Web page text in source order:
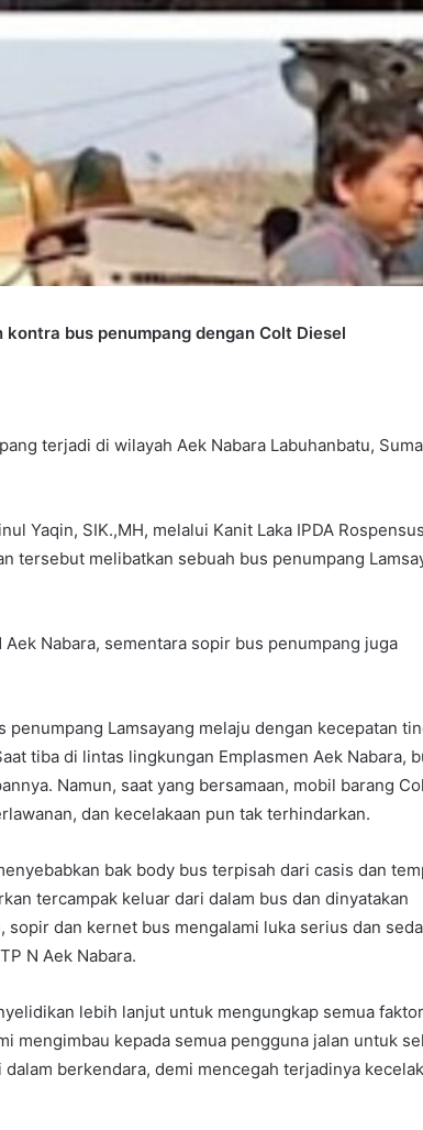
bus penumpang dengan Colt Diesel
terjadi di wilayah Aek Nabara Labuhanbatu,
Yaqin, SIK.,MH, melalui Kanit Laka IPDA Rospensus
tersebut melibatkan sebuah bus penumpang
Nabara, sementara sopir bus penumpang juga
Lamsayang melaju dengan kecepatan
tiba di lintas lingkungan Emplasmen Aek Nabara,
Namun, saat yang bersamaan, mobil barang
dan kecelakaan pun tak terhindarkan.
bak body bus terpisah dari casis dan
tercampak keluar dari dalam bus dan dinyatakan
dan kernet bus mengalami luka serius dan
N Aek Nabara.
lebih lanjut untuk mengungkap semua faktor
mengimbau kepada semua pengguna jalan untuk
berkendara, demi mencegah terjadinya